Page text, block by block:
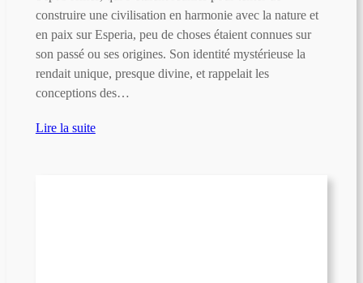
construire une civilisation en harmonie avec la nature et
en paix sur Esperia, peu de choses étaient connues sur
son passé ou ses origines. Son identité mystérieuse la
rendait unique, presque divine, et rappelait les
conceptions des…
Lire la suite